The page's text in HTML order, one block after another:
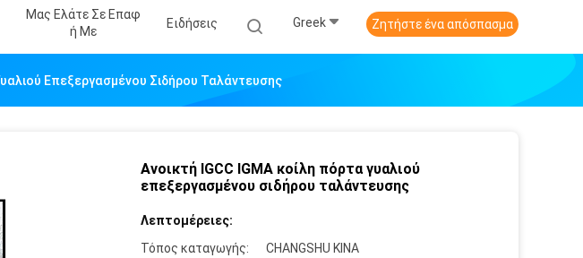
Μας Ελάτε Σε Επαφ
Ή Με
Ειδήσεις Greek Ζητήστε ένα απόσπασμα
Επεξεργασμένου Σιδήρου Ταλάντευσης
Ανοικτή IGCC IGMA κοίλη πόρτα γυαλιού
επεξεργασμένου σιδήρου ταλάντευσης
Λεπτομέρειες:
Τόπος καταγωγής:
CHANGSHU ΚΙΝΑ